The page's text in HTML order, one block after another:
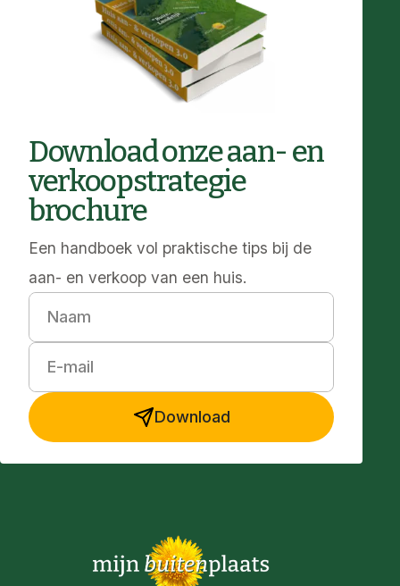
Download onze aan- en
verkoopstrategie
brochure
Een handboek vol praktische tips bij de
aan- en verkoop van een huis.
Naam
E-mail
Download